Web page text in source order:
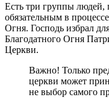
Есть три группы людей,
обязательным в
Огня. Господь избрал
Благодатного Огня
Церкви.
Важно! Только
церкви может
не выбор самого